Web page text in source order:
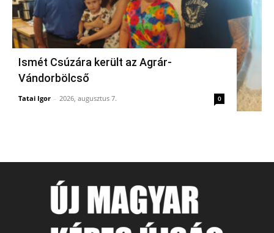
Ismét Csúzára került az Agrár-
Vándorbölcső
Tatai Igor - 2026, augusztus 7. 0